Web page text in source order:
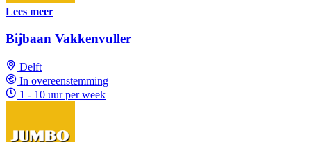
Lees meer
Bijbaan Vakkenvuller
Delft
In overeenstemming
1 - 10 uur per week